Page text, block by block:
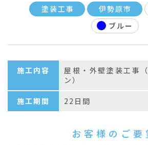
塗装工事 伊勢原市
ブルー
施工内容
屋根・外壁塗装工事
ン）
施工期間 22日間
お客様のご要